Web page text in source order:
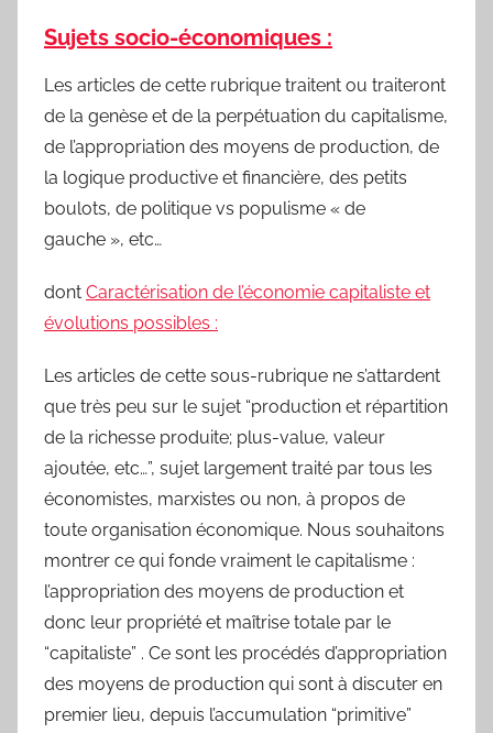
Sujets socio-économiques :
Les articles de cette rubrique traitent ou traiteront
de la genèse et de la perpétuation du capitalisme,
de l’appropriation des moyens de production, de
la logique productive et financière, des petits
boulots, de politique vs populisme « de
gauche », etc…
dont Caractérisation de l’économie capitaliste et
évolutions possibles :
Les articles de cette sous-rubrique ne s’attardent
que très peu sur le sujet “production et répartition
de la richesse produite; plus-value, valeur
ajoutée, etc…”, sujet largement traité par tous les
économistes, marxistes ou non, à propos de
toute organisation économique. Nous souhaitons
montrer ce qui fonde vraiment le capitalisme :
l’appropriation des moyens de production et
donc leur propriété et maîtrise totale par le
“capitaliste” . Ce sont les procédés d’appropriation
des moyens de production qui sont à discuter en
premier lieu, depuis l’accumulation “primitive”